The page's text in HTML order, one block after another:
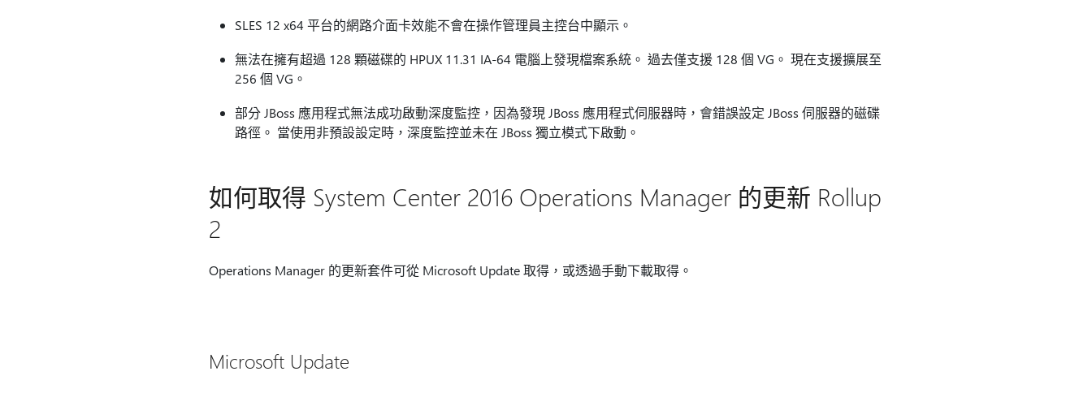
SLES 12 x64 平台的網路介面卡效能不會在操作管理員主控台中顯示。
無法在擁有超過 128 顆磁碟的 HPUX 11.31 IA-64 電腦上發現檔案系統。 過去僅支援 128 個 VG。 現在支援擴展至
256 個 VG。
部分 JBoss 應用程式無法成功啟動深度監控，因為發現 JBoss 應用程式伺服器時，會錯誤設定 JBoss 伺服器的磁碟
路徑。 當使用非預設設定時，深度監控並未在 JBoss 獨立模式下啟動。
如何取得 System Center 2016 Operations Manager 的更新 Rollup
2
Operations Manager 的更新套件可從 Microsoft Update 取得，或透過手動下載取得。
Microsoft Update